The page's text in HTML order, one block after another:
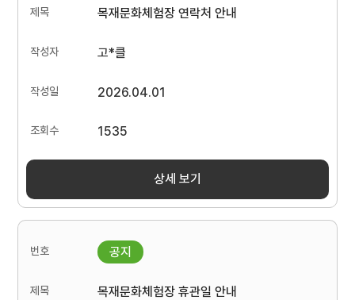
목재문화체험장 연락처 안내
고*클
2026.04.01
1535
상세 보기
목재문화체험장 휴관일 안내